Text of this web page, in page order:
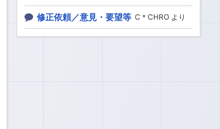
修正依頼／意見・要望等 C＊CHRO より